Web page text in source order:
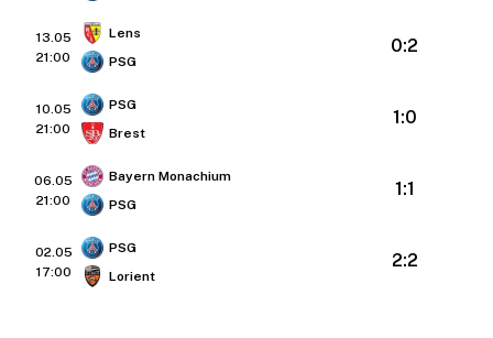
13.05
21:00
Lens
PSG
0:2
10.05
21:00
PSG
Brest
1:0
06.05
21:00
Bayern Monachium
PSG
1:1
02.05
17:00
PSG
Lorient
2:2